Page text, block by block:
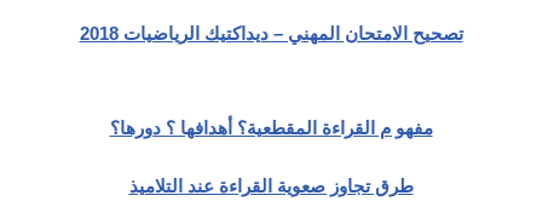
تصحيح الامتحان المهني – ديداكتيك الرياضيات 2018
مفهو م القراءة المقطعية؟ أهدافها ؟ دورها؟
طرق تجاوز صعوية القراءة عند التلاميذ